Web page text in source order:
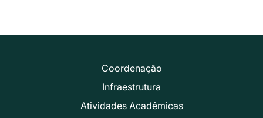
Coordenação
Infraestrutura
Atividades Acadêmicas